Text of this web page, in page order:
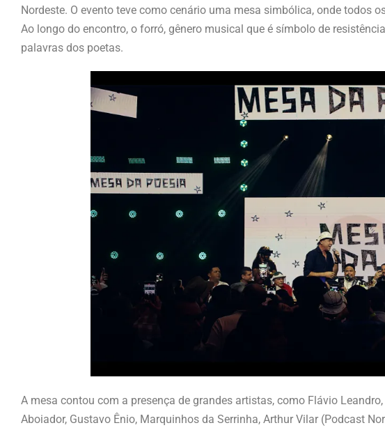
Nordeste. O evento teve como cenário uma mesa simbólica, onde todos
Ao longo do encontro, o forró, gênero musical que é símbolo de
palavras dos poetas.
A mesa contou com a presença de grandes artistas, como Flávio
Aboiador, Gustavo Ênio, Marquinhos da Serrinha, Arthur Vilar (Podcast